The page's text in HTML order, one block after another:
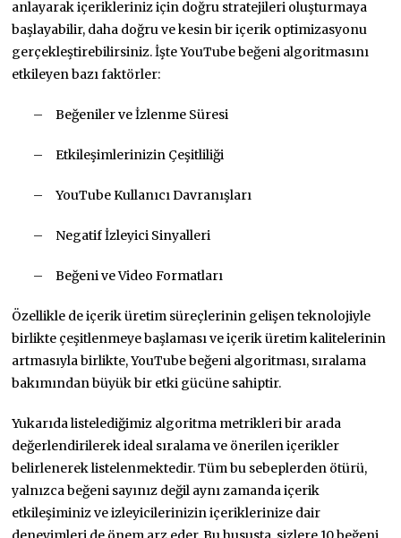
anlayarak içerikleriniz için doğru stratejileri oluşturmaya
başlayabilir, daha doğru ve kesin bir içerik optimizasyonu
gerçekleştirebilirsiniz. İşte YouTube beğeni algoritmasını
etkileyen bazı faktörler:
– Beğeniler ve İzlenme Süresi
– Etkileşimlerinizin Çeşitliliği
– YouTube Kullanıcı Davranışları
– Negatif İzleyici Sinyalleri
– Beğeni ve Video Formatları
Özellikle de içerik üretim süreçlerinin gelişen teknolojiyle
birlikte çeşitlenmeye başlaması ve içerik üretim kalitelerinin
artmasıyla birlikte, YouTube beğeni algoritması, sıralama
bakımından büyük bir etki gücüne sahiptir.
Yukarıda listelediğimiz algoritma metrikleri bir arada
değerlendirilerek ideal sıralama ve önerilen içerikler
belirlenerek listelenmektedir. Tüm bu sebeplerden ötürü,
yalnızca beğeni sayınız değil aynı zamanda içerik
etkileşiminiz ve izleyicilerinizin içeriklerinize dair